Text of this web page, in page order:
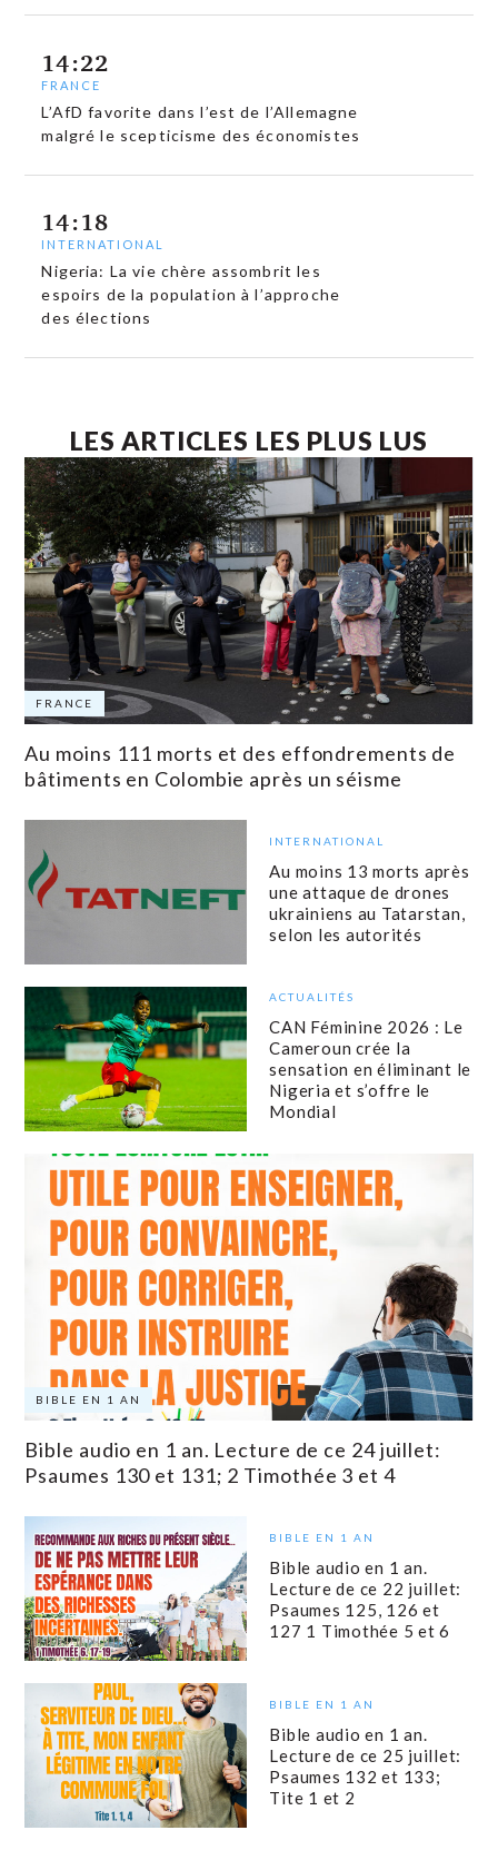
14:22
FRANCE
L’AfD favorite dans l’est de l’Allemagne
malgré le scepticisme des économistes
14:18
INTERNATIONAL
Nigeria: La vie chère assombrit les
espoirs de la population à l’approche
des élections
LES ARTICLES LES PLUS LUS
FRANCE
Au moins 111 morts et des effondrements de
bâtiments en Colombie après un séisme
INTERNATIONAL
Au moins 13 morts après
une attaque de drones
ukrainiens au Tatarstan,
selon les autorités
ACTUALITÉS
CAN Féminine 2026 : Le
Cameroun crée la
sensation en éliminant le
Nigeria et s’offre le
Mondial
BIBLE EN 1 AN
Bible audio en 1 an. Lecture de ce 24 juillet:
Psaumes 130 et 131; 2 Timothée 3 et 4
BIBLE EN 1 AN
Bible audio en 1 an.
Lecture de ce 22 juillet:
Psaumes 125, 126 et
127 1 Timothée 5 et 6
BIBLE EN 1 AN
Bible audio en 1 an.
Lecture de ce 25 juillet:
Psaumes 132 et 133;
Tite 1 et 2